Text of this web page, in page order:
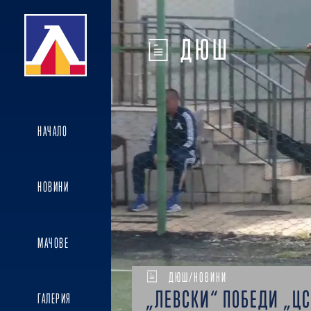
НАЧАЛО
НОВИНИ
МАЧОВЕ
ГАЛЕРИЯ
ДЮШ
ДЮШ/НОВИНИ
„ЛЕВСКИ“ ПОБЕДИ